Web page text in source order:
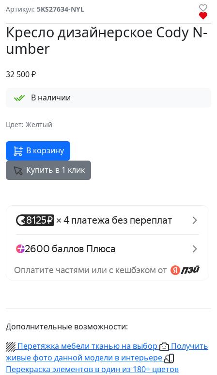
Артикул: 5KS27634-NYL
Кресло дизайнерское Cody N-
umber
32 500₽
В наличии
Цвет: Желтый
В корзину
Купить в 1 клик
Дополнительные возможности:
Перетяжка мебели тканью на выбор
Получить
живые фото данной модели в интерьере
Перекраска элементов в один из 180+ цветов